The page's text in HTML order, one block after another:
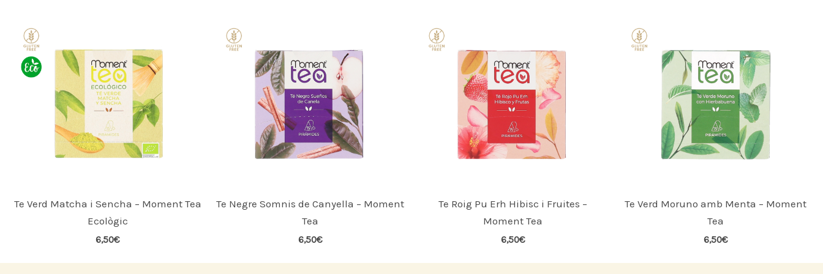
Te Verd Matcha i Sencha – Moment Tea
Ecològic
6,50€
Te Negre Somnis de Canyella – Moment
Tea
6,50€
Te Roig Pu Erh Hibisc i Fruites –
Moment Tea
6,50€
Te Verd Moruno amb Menta – Moment
Tea
6,50€